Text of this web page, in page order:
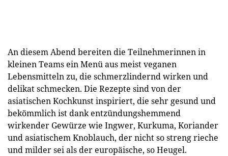
An diesem Abend bereiten die Teilnehmerinnen in
kleinen Teams ein Menü aus meist veganen
Lebensmitteln zu, die schmerzlindernd wirken und
delikat schmecken. Die Rezepte sind von der
asiatischen Kochkunst inspiriert, die sehr gesund und
bekömmlich ist dank entzündungshemmend
wirkender Gewürze wie Ingwer, Kurkuma, Koriander
und asiatischem Knoblauch, der nicht so streng rieche
und milder sei als der europäische, so Heugel.